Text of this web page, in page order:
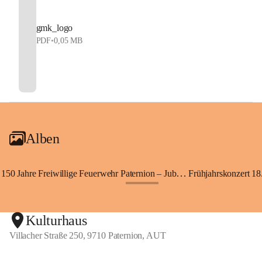
gmk_logo
PDF•0,05 MB
Alben
150 Jahre Freiwillige Feuerwehr Paternion – Jubiläumsfest Frühjahrskonzert
Kulturhaus
Villacher Straße 250, 9710 Paternion, AUT